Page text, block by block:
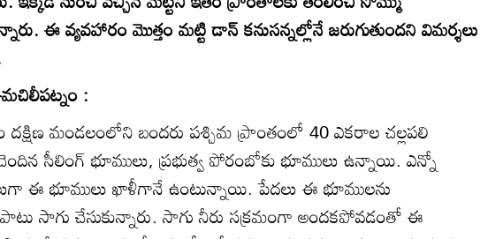
ఈ వ్యవహారం మొత్తం మట్టి డాన్‌ కనుసన్నల్లోనే జరుగుతుందని విమర్శలు
:
మండలంలోని బందరు పశ్చిమ ప్రాంతంలో 40 ఎకరాల చల్లపలి
సీలింగ్‌ భూములు, ప్రభుత్వ పోరంబోకు భూములు ఉన్నాయి. ఎన్నో
ఈ భూములు ఖాళీగానే ఉంటున్నాయి. పేదలు ఈ భూములను
సాగు చేసుకున్నారు. సాగు నీరు సక్రమంగా అందకపోవడంతో ఈ